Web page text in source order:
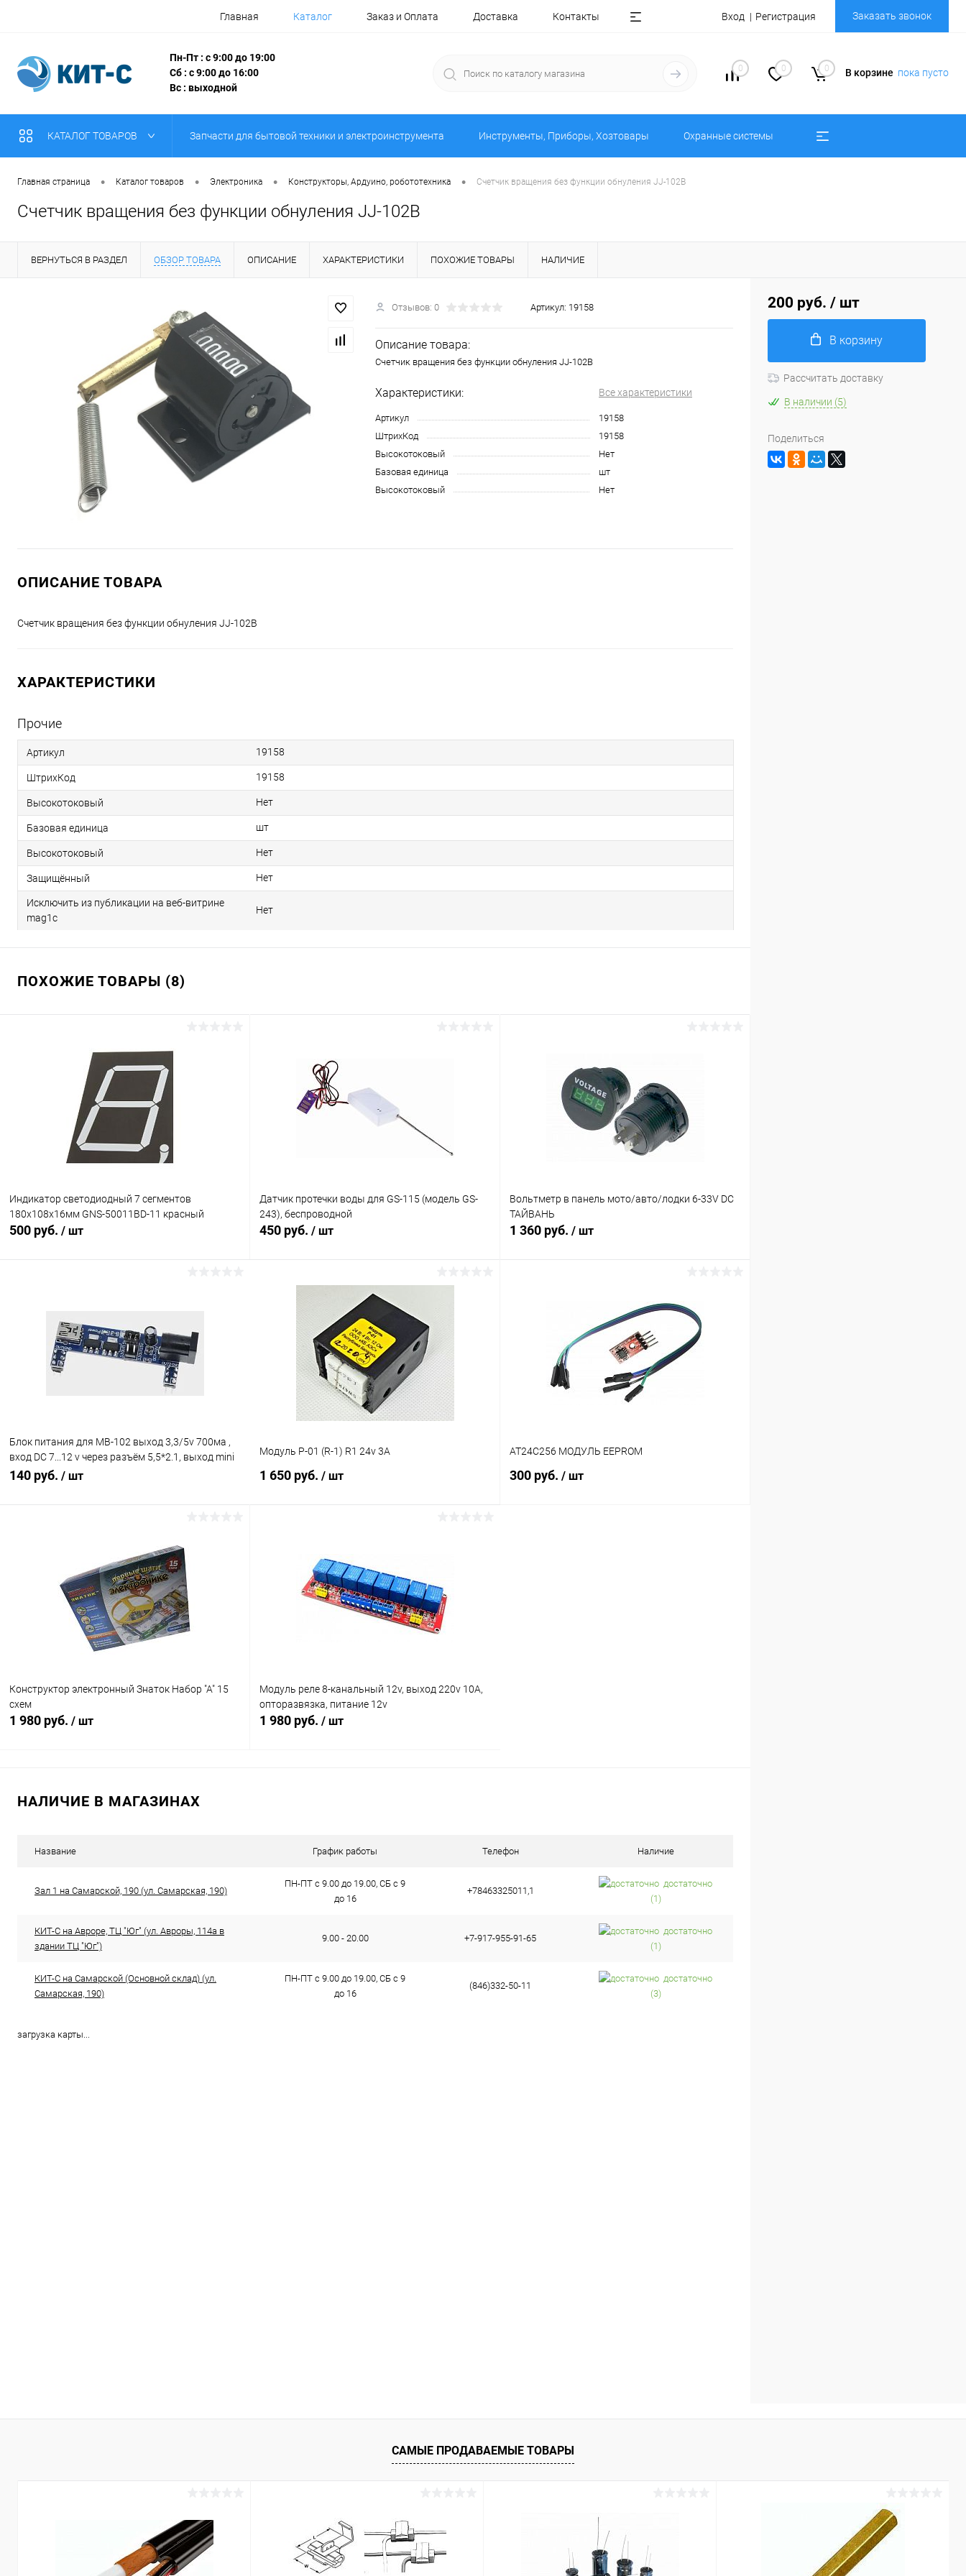
Главная Каталог Заказ и Оплата Доставка Контакты Вход Регистрация Заказать звонок
Пн-Пт : с 9:00 до 19:00
Сб : с 9:00 до 16:00
Вс : выходной
0 0 0 В корзине пока пусто
КАТАЛОГ ТОВАРОВ Запчасти для бытовой техники и электроинструмента Инструменты, Приборы, Хозтовары Охранные системы
Главная страница • Каталог товаров • Электроника • Конструкторы, Ардуино, робототехника • Счетчик вращения без функции обнуления JJ-102B
Счетчик вращения без функции обнуления JJ-102B
ВЕРНУТЬСЯ В РАЗДЕЛ ОБЗОР ТОВАРА ОПИСАНИЕ ХАРАКТЕРИСТИКИ ПОХОЖИЕ ТОВАРЫ НАЛИЧИЕ
Отзывов: 0 Артикул: 19158
Описание товара:
Счетчик вращения без функции обнуления JJ-102B
Характеристики: Все характеристики
Артикул
19158
ШтрихКод
19158
Высокотоковый
Нет
Базовая единица
шт
Высокотоковый
Нет
ОПИСАНИЕ ТОВАРА
Счетчик вращения без функции обнуления JJ-102B
ХАРАКТЕРИСТИКИ
Прочие
Артикул 19158
ШтрихКод 19158
Высокотоковый Нет
Базовая единица шт
Высокотоковый Нет
Защищённый Нет
Исключить из публикации на веб-витрине
mag1c
Нет
ПОХОЖИЕ ТОВАРЫ (8)
Индикатор светодиодный 7 сегментов
180x108x16мм GNS-50011BD-11 красный
500 руб. / шт
Сравнение
В избранное В наличии (3)
Датчик протечки воды для GS-115 (модель GS-
243), беспроводной
450 руб. / шт
В корзину
Сравнение
В избранное В наличии (2)
Вольтметр в панель мото/авто/лодки 6-33V DC
ТАЙВАНЬ
1 360 руб. / шт
В избранное В наличии (5)
Блок питания для MB-102 выход 3,3/5v 700ма ,
вход DC 7...12 v через разъём 5,5*2.1, выход mini
USB, Lite
140 руб. / шт
В избранное В наличии (2)
Модуль Р-01 (R-1) R1 24v 3A
1 650 руб. / шт
Сравнение
В избранное В наличии (50)
AT24C256 МОДУЛЬ EEPROM
300 руб. / шт
Конструктор электронный Знаток Набор "А" 15
схем
1 980 руб. / шт
Модуль реле 8-канальный 12v, выход 220v 10A,
опторазвязка, питание 12v
1 980 руб. / шт
НАЛИЧИЕ В МАГАЗИНАХ
Название График работы Телефон Наличие
Зал 1 на Самарской, 190 (ул. Самарская, 190)
ПН-ПТ с 9.00 до 19.00, СБ с 9
до 16
+78463325011,1
достаточно
(1)
КИТ-С на Авроре, ТЦ "Юг" (ул. Авроры, 114а в
здании ТЦ "Юг")
9.00 - 20.00 +7-917-955-91-65
достаточно
(1)
КИТ-С на Самарской (Основной склад) (ул.
Самарская, 190)
ПН-ПТ с 9.00 до 19.00, СБ с 9
до 16
(846)332-50-11
достаточно
(3)
загрузка карты...
200 руб. / шт
В корзину
Рассчитать доставку
В наличии (5)
Поделиться
САМЫЕ ПРОДАВАЕМЫЕ ТОВАРЫ